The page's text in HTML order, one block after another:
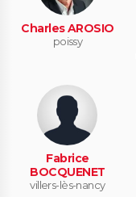
Charles AROSIO
poissy
Fabrice
BOCQUENET
villers-lès-nancy